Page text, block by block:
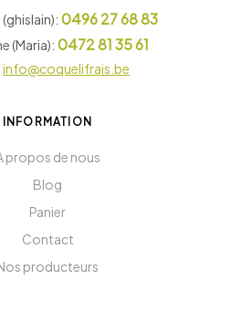
0496 27 68 83
(Maria): 0472 81 35 61
info@coquelifrais.be
INFORMATION
propos de nous
Blog
Panier
Contact
producteurs